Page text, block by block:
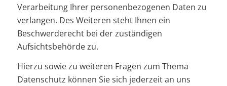
Verarbeitung Ihrer personenbezogenen Daten zu
verlangen. Des Weiteren steht Ihnen ein
Beschwerderecht bei der zuständigen
Aufsichtsbehörde zu.
Hierzu sowie zu weiteren Fragen zum Thema
Datenschutz können Sie sich jederzeit an uns